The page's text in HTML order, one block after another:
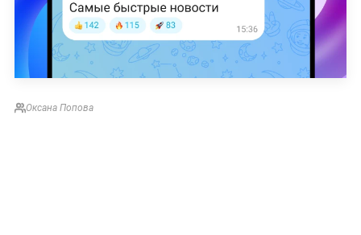
Оксана Попова